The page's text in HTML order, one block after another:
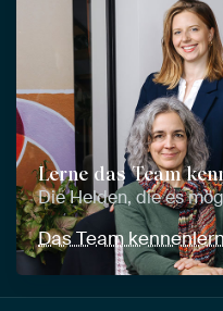
Lerne das Team
Die Helden, die es
Das Team